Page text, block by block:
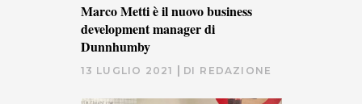
Marco Metti è il nuovo business
development manager di
Dunnhumby
13 LUGLIO 2021 DI REDAZIONE